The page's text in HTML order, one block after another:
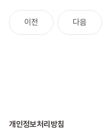
개인정보처리방침